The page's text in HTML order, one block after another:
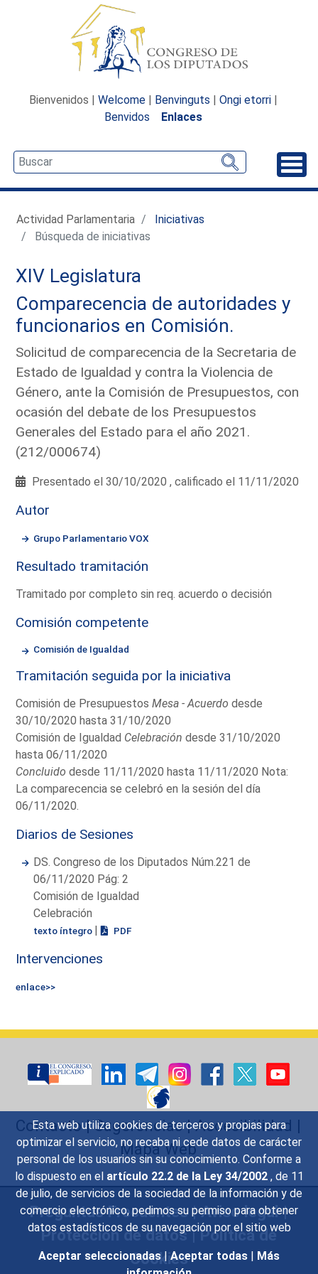
Esta web utiliza cookies de terceros y propias para
optimizar el servicio, no recaba ni cede datos de carácter
personal de los usuarios sin su conocimiento. Conforme a
lo dispuesto en el artículo 22.2 de la Ley 34/2002 , de 11
de julio, de servicios de la sociedad de la información y de
comercio electrónico, pedimos su permiso para obtener
datos estadísticos de su navegación por el sitio web
Aceptar seleccionadas | Aceptar todas | Más
Bienvenidos | Welcome | Benvinguts | Ongi etorri |
Benvidos
Enlaces
Actividad Parlamentaria
Iniciativas
Búsqueda de iniciativas
XIV Legislatura
Comparecencia de autoridades y
funcionarios en Comisión.
Solicitud de comparecencia de la Secretaria de
Estado de Igualdad y contra la Violencia de
Género, ante la Comisión de Presupuestos, con
ocasión del debate de los Presupuestos
Generales del Estado para el año 2021.
(212/000674)
Presentado el 30/10/2020 , calificado el 11/11/2020
Autor
Grupo Parlamentario VOX
Resultado tramitación
Tramitado por completo sin req. acuerdo o decisión
Comisión competente
Comisión de Igualdad
Tramitación seguida por la iniciativa
Comisión de PresupuestosMesa - Acuerdo desde
30/10/2020 hasta 31/10/2020
Comisión de Igualdad Celebración desde 31/10/2020
hasta 06/11/2020
Concluido desde 11/11/2020 hasta 11/11/2020 Nota:
La comparecencia se celebró en la sesión del día
06/11/2020.
Diarios de Sesiones
DS. Congreso de los Diputados Núm.221 de
06/11/2020 Pág: 2
Comisión de Igualdad
Celebración
texto íntegro | PDF
Intervenciones
enlace>>
Contacto|Sugerencias|Accesibilidad |
Mapa Web
Preguntas Frecuentes|Aviso legal|
Protección de datos|Política de
Cookies